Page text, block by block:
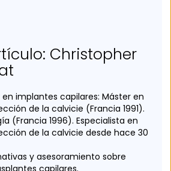
Christopher
implantes capilares: Máster en
de la calvicie (Francia 1991).
(Francia 1996). Especialista en
de la calvicie desde hace 30
y asesoramiento sobre
capilares.